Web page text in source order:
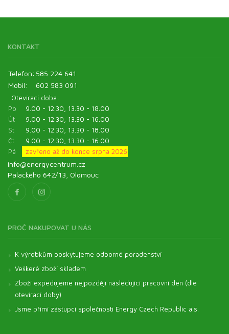
KONTAKT
Telefon: 585 224 641
Mobil:
602 583 091
Otevírací doba:
Po
9.00 - 12.30, 13.30 - 18.00
Út
9.00 - 12.30, 13.30 - 16.00
St
9.00 - 12.30, 13.30 - 18.00
Čt
9.00 - 12.30, 13.30 - 16.00
Pá
zavřeno až do konce srpna 2026
info@energycentrum.cz
Palackého 642/13, Olomouc
PROČ NAKUPOVAT U NÁS
K výrobkům poskytujeme odborné poradenství
Veškeré zboží skladem
Zboží expedujeme nejpozději následující pracovní den (dle
otevírací doby)
Jsme přímí zástupci společnosti Energy Czech Republic a.s.